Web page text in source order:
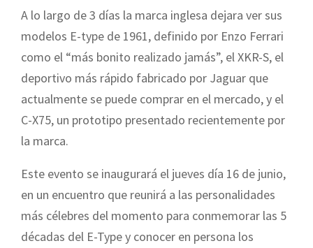
A lo largo de 3 días la marca inglesa dejara ver sus
modelos E-type de 1961, definido por Enzo Ferrari
como el “más bonito realizado jamás”, el XKR-S, el
deportivo más rápido fabricado por Jaguar que
actualmente se puede comprar en el mercado, y el
C-X75, un prototipo presentado recientemente por
la marca.
Este evento se inaugurará el jueves día 16 de junio,
en un encuentro que reunirá a las personalidades
más célebres del momento para conmemorar las 5
décadas del E-Type y conocer en persona los